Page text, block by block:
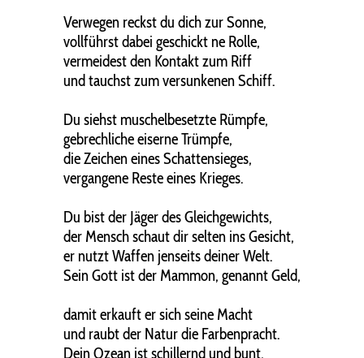
Verwegen reckst du dich zur Sonne,
vollführst dabei geschickt ne Rolle,
vermeidest den Kontakt zum Riff
und tauchst zum versunkenen Schiff.
Du siehst muschelbesetzte Rümpfe,
gebrechliche eiserne Trümpfe,
die Zeichen eines Schattensieges,
vergangene Reste eines Krieges.
Du bist der Jäger des Gleichgewichts,
der Mensch schaut dir selten ins Gesicht,
er nutzt Waffen jenseits deiner Welt.
Sein Gott ist der Mammon, genannt Geld,
damit erkauft er sich seine Macht
und raubt der Natur die Farbenpracht.
Dein Ozean ist schillernd und bunt,